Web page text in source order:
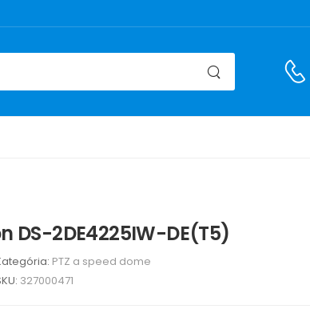
DS-2DE4225IW-DE(T5)
PTZ a speed dome
327000471